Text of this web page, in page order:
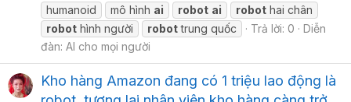
humanoid
mô hình ai robot ai robot hai chân
robot hình người robottrung quốc Trả lời: 0
Diễn
đàn: AI cho mọi người
Kho hàng Amazon đang có 1 triệu lao động là